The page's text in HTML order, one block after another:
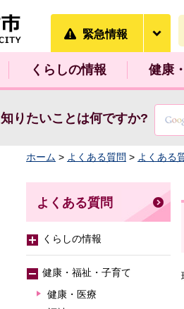
緊急情報
くらしの情報 健康
知りたいことは何ですか?
ホーム > よくある質問 > よくある
よくある質問
くらしの情報
健康・福祉・子育て
健康・医療